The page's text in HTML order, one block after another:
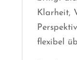
Klarheit,
flexibel